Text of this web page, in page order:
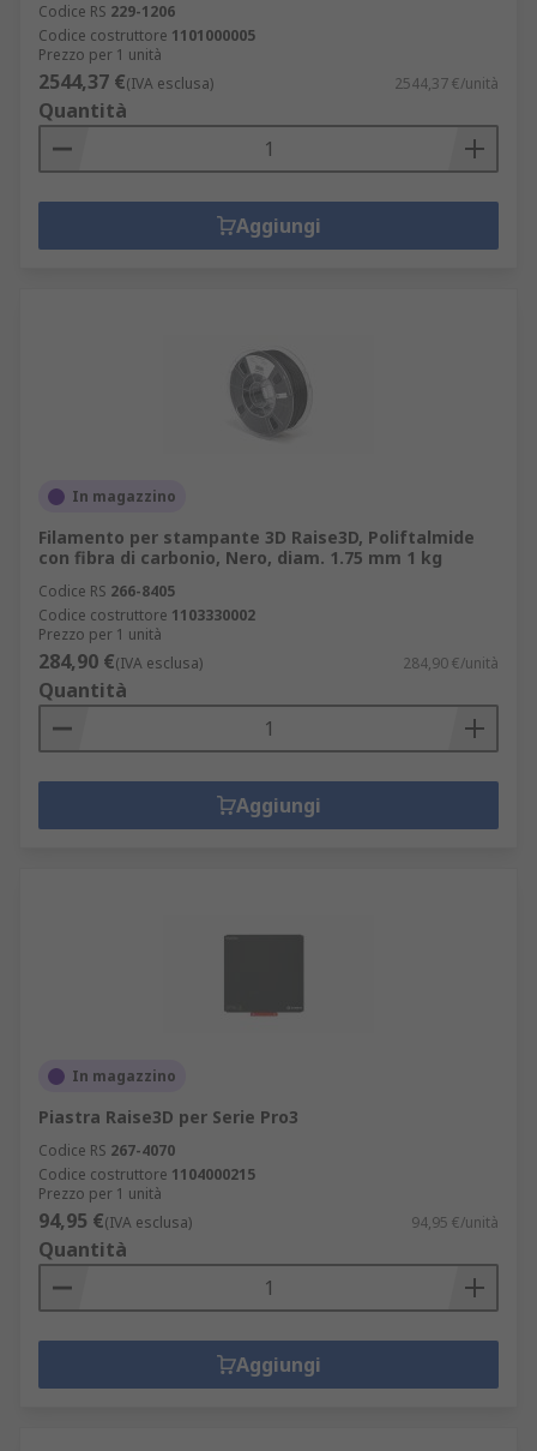
Codice RS 229-1206
Codice costruttore 1101000005
Prezzo per 1 unità
2544,37 €(IVA esclusa) 2544,37 €/unità
Quantità
Aggiungi
In magazzino
Filamento per stampante 3D Raise3D, Poliftalmide
con fibra di carbonio, Nero, diam. 1.75 mm 1 kg
Codice RS 266-8405
Codice costruttore 1103330002
Prezzo per 1 unità
284,90 €(IVA esclusa) 284,90 €/unità
Quantità
Aggiungi
In magazzino
Piastra Raise3D per Serie Pro3
Codice RS 267-4070
Codice costruttore 1104000215
Prezzo per 1 unità
94,95 €(IVA esclusa) 94,95 €/unità
Quantità
Aggiungi